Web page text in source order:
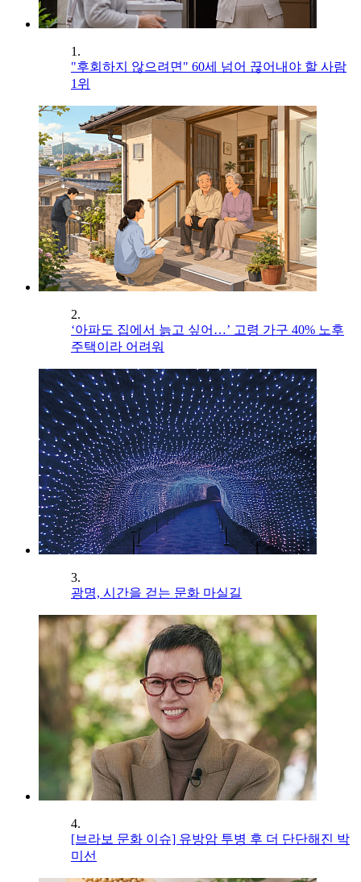
1.
"후회하지 않으려면" 60세 넘어 끊어내야 할 사람
1위
2.
‘아파도 집에서 늙고 싶어…’ 고령 가구 40% 노후
주택이라 어려워
3.
광명, 시간을 걷는 문화 마실길
4.
[브라보 문화 이슈] 유방암 투병 후 더 단단해진 박
미선